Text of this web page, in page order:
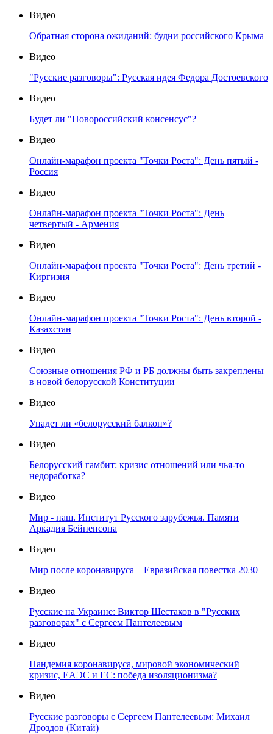
Видео
Обратная сторона ожиданий: будни российского Крыма
Видео
"Русские разговоры": Русская идея Федора Достоевского
Видео
Будет ли "Новороссийский консенсус"?
Видео
Онлайн-марафон проекта "Точки Роста": День пятый -
Россия
Видео
Онлайн-марафон проекта "Точки Роста": День
четвертый - Армения
Видео
Онлайн-марафон проекта "Точки Роста": День третий -
Киргизия
Видео
Онлайн-марафон проекта "Точки Роста": День второй -
Казахстан
Видео
Союзные отношения РФ и РБ должны быть закреплены
в новой белорусской Конституции
Видео
Упадет ли «белорусский балкон»?
Видео
Белорусский гамбит: кризис отношений или чья-то
недоработка?
Видео
Мир - наш. Институт Русского зарубежья. Памяти
Аркадия Бейненсона
Видео
Мир после коронавируса – Евразийская повестка 2030
Видео
Русские на Украине: Виктор Шестаков в "Русских
разговорах" с Сергеем Пантелеевым
Видео
Пандемия коронавируса, мировой экономический
кризис, ЕАЭС и ЕС: победа изоляционизма?
Видео
Русские разговоры с Сергеем Пантелеевым: Михаил
Дроздов (Китай)